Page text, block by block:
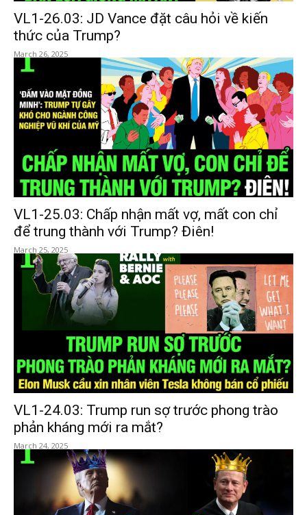
VL1-26.03: JD Vance đặt câu hỏi về kiến
thức của Trump?
March 26, 2025
VL1-25.03: Chấp nhận mất vợ, mất con chỉ
để trung thành với Trump? Điên!
March 25, 2025
VL1-24.03: Trump run sợ trước phong trào
phản kháng mới ra mắt?
March 24, 2025